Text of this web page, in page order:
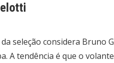
seleção considera Bruno
A tendência é que o